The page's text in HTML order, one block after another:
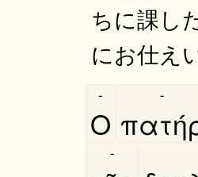
ちに課し
にお仕え
Ο
- -
-